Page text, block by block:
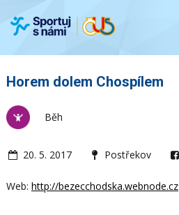
Horem dolem Chospílem
Běh
20. 5. 2017 Postřekov
Web: http://bezecchodska.webnode.cz